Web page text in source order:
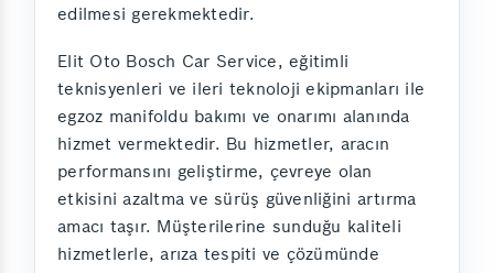
edilmesi gerekmektedir.
Elit Oto Bosch Car Service, eğitimli
teknisyenleri ve ileri teknoloji ekipmanları ile
egzoz manifoldu bakımı ve onarımı alanında
hizmet vermektedir. Bu hizmetler, aracın
performansını geliştirme, çevreye olan
etkisini azaltma ve sürüş güvenliğini artırma
amacı taşır. Müşterilerine sunduğu kaliteli
hizmetlerle, arıza tespiti ve çözümünde